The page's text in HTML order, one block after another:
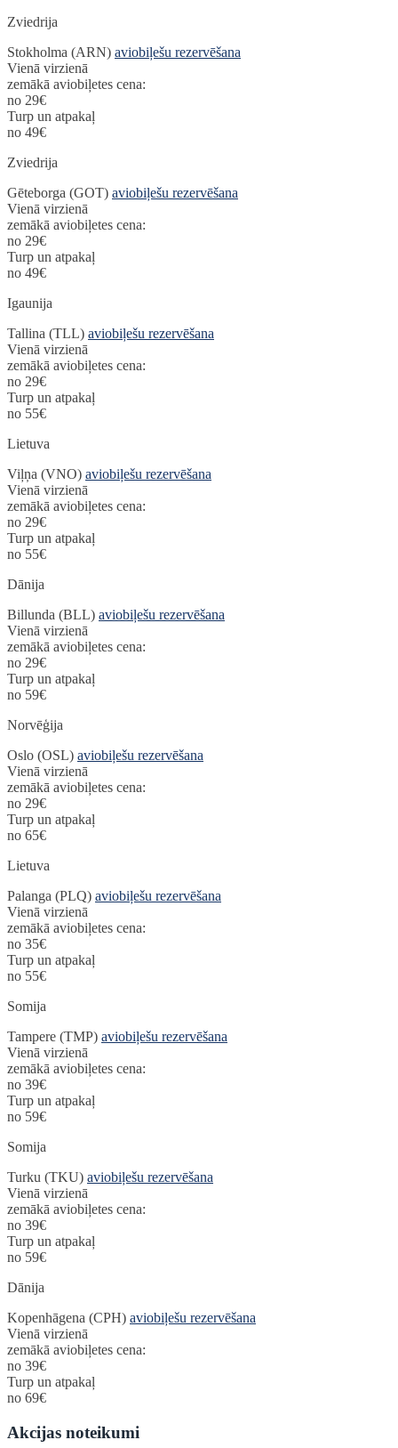
Zviedrija
Stokholma (ARN) aviobiļešu rezervēšana
Vienā virzienā
zemākā aviobiļetes cena:
no 29€
Turp un atpakaļ
no 49€
Zviedrija
Gēteborga (GOT) aviobiļešu rezervēšana
Vienā virzienā
zemākā aviobiļetes cena:
no 29€
Turp un atpakaļ
no 49€
Igaunija
Tallina (TLL) aviobiļešu rezervēšana
Vienā virzienā
zemākā aviobiļetes cena:
no 29€
Turp un atpakaļ
no 55€
Lietuva
Viļņa (VNO) aviobiļešu rezervēšana
Vienā virzienā
zemākā aviobiļetes cena:
no 29€
Turp un atpakaļ
no 55€
Dānija
Billunda (BLL) aviobiļešu rezervēšana
Vienā virzienā
zemākā aviobiļetes cena:
no 29€
Turp un atpakaļ
no 59€
Norvēģija
Oslo (OSL) aviobiļešu rezervēšana
Vienā virzienā
zemākā aviobiļetes cena:
no 29€
Turp un atpakaļ
no 65€
Lietuva
Palanga (PLQ) aviobiļešu rezervēšana
Vienā virzienā
zemākā aviobiļetes cena:
no 35€
Turp un atpakaļ
no 55€
Somija
Tampere (TMP) aviobiļešu rezervēšana
Vienā virzienā
zemākā aviobiļetes cena:
no 39€
Turp un atpakaļ
no 59€
Somija
Turku (TKU) aviobiļešu rezervēšana
Vienā virzienā
zemākā aviobiļetes cena:
no 39€
Turp un atpakaļ
no 59€
Dānija
Kopenhāgena (CPH) aviobiļešu rezervēšana
Vienā virzienā
zemākā aviobiļetes cena:
no 39€
Turp un atpakaļ
no 69€
Akcijas noteikumi